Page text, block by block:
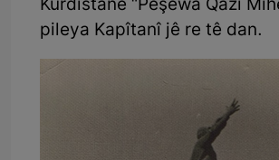
Kurdistanê “Pêşewa Qazî
pileya Kapîtanî jê re tê dan.